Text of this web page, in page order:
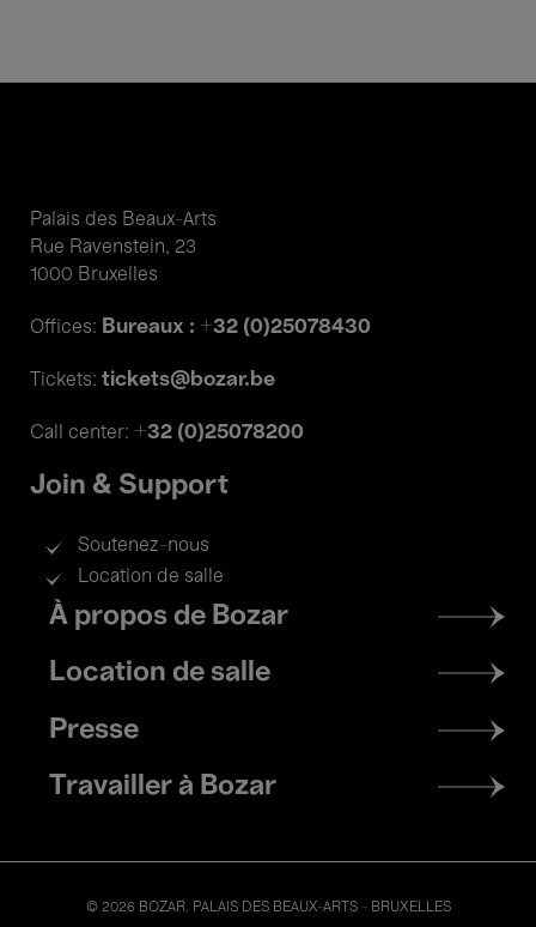
Palais des Beaux-Arts
Rue Ravenstein, 23
1000 Bruxelles
Offices: Bureaux : +32 (0)25078430
Tickets: tickets@bozar.be
Call center: +32 (0)25078200
Join & Support
Soutenez-nous
Location de salle
Footer
menu
À propos de Bozar
Location de salle
Presse
Travailler à Bozar
© 2026 BOZAR. PALAIS DES BEAUX-ARTS - BRUXELLES